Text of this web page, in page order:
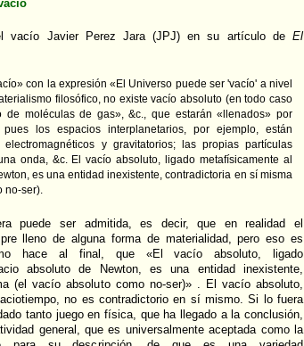
vacío Javier Perez Jara (JPJ) en su artículo de El
con la expresión «El Universo puede ser 'vacío' a nivel
filosófico, no existe vacío absoluto (en todo caso
de moléculas de gas», &c., que estarán «llenados» por
pues los espacios interplanetarios, por ejemplo, están
y gravitatorios; las propias partículas
onda, &c. El vacío absoluto, ligado metafísicamente al
es una entidad inexistente, contradictoria en sí misma
no-ser).
puede ser admitida, es decir, que en realidad el
lleno de alguna forma de materialidad, pero eso es
hace al final, que «El vacío absoluto, ligado
absoluto de Newton, es una entidad inexistente,
(el vacío absoluto como no-ser)» . El vacío absoluto,
no es contradictorio en sí mismo. Si lo fuera
tanto juego en física, que ha llegado a la conclusión,
general, que es universalmente aceptada como la